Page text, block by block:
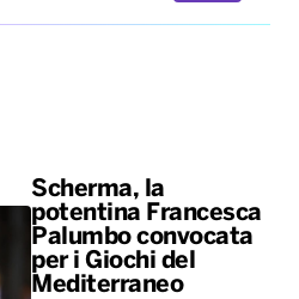
Scherma, la
potentina Francesca
Palumbo convocata
per i Giochi del
Mediterraneo